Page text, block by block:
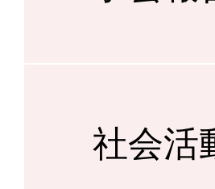
社会活